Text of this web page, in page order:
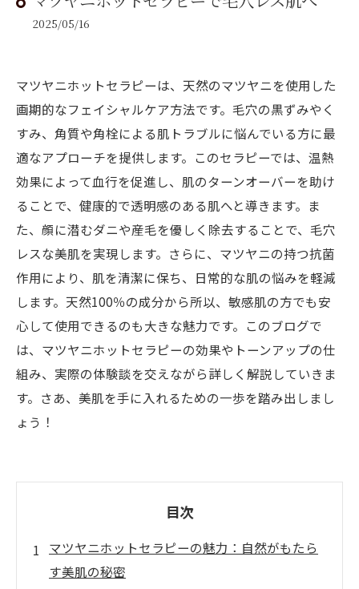
2025/05/16
マツヤニホットセラピーは、天然のマツヤニを使用した
画期的なフェイシャルケア方法です。毛穴の黒ずみやく
すみ、角質や角栓による肌トラブルに悩んでいる方に最
適なアプローチを提供します。このセラピーでは、温熱
効果によって血行を促進し、肌のターンオーバーを助け
ることで、健康的で透明感のある肌へと導きます。ま
た、顔に潜むダニや産毛を優しく除去することで、毛穴
レスな美肌を実現します。さらに、マツヤニの持つ抗菌
作用により、肌を清潔に保ち、日常的な肌の悩みを軽減
します。天然100％の成分から所以、敏感肌の方でも安
心して使用できるのも大きな魅力です。このブログで
は、マツヤニホットセラピーの効果やトーンアップの仕
組み、実際の体験談を交えながら詳しく解説していきま
す。さあ、美肌を手に入れるための一歩を踏み出しまし
ょう！
目次
マツヤニホットセラピーの魅力：自然がもたら
す美肌の秘密